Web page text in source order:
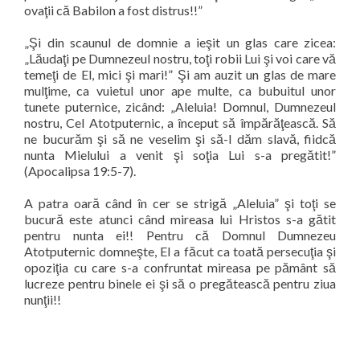
ovaţii că Babilon a fost distrus!!”
„Şi din scaunul de domnie a ieşit un glas care zicea:
„Lăudaţi pe Dumnezeul nostru, toţi robii Lui şi voi care vă
temeţi de El, mici şi mari!” Şi am auzit un glas de mare
mulţime, ca vuietul unor ape multe, ca bubuitul unor
tunete puternice, zicând: „Aleluia! Domnul, Dumnezeul
nostru, Cel Atotputernic, a început să împărăţească. Să
ne bucurăm şi să ne veselim şi să-I dăm slavă, fiidcă
nunta Mielului a venit şi soţia Lui s-a pregătit!”
(Apocalipsa 19:5-7).
A patra oară când în cer se strigă „Aleluia” şi toţi se
bucură este atunci când mireasa lui Hristos s-a gătit
pentru nunta ei!! Pentru că Domnul Dumnezeu
Atotputernic domneşte, El a făcut ca toată persecuţia şi
opoziţia cu care s-a confruntat mireasa pe pământ să
lucreze pentru binele ei şi să o pregătească pentru ziua
nunţii!!